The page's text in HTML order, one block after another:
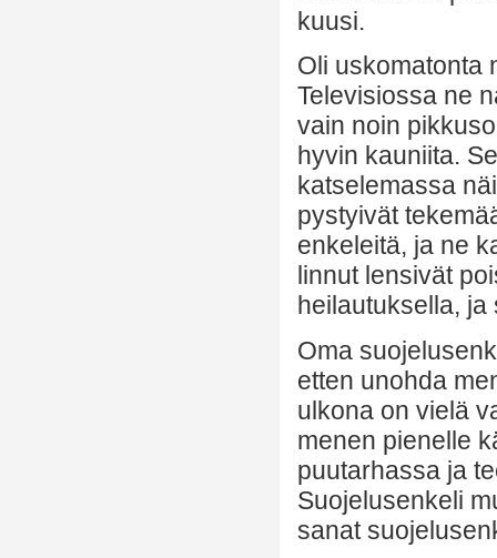
kuusi.
Oli uskomatonta
Televisiossa ne
vain noin
hyvin kauniita.
katselemassa
pystyivät
enkeleitä, ja ne
linnut lensivät
heilautuksella,
Oma
etten unohda
ulkona on vielä
menen pienelle
puutarhassa ja
Suojelusenkeli
sanat